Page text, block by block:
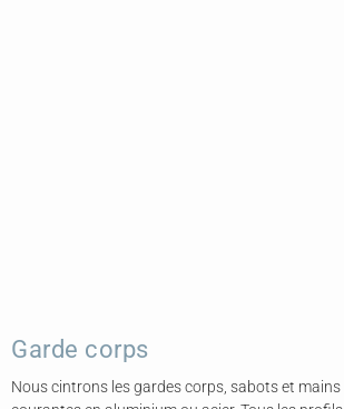
Garde corps
Nous cintrons les gardes corps, sabots et mains